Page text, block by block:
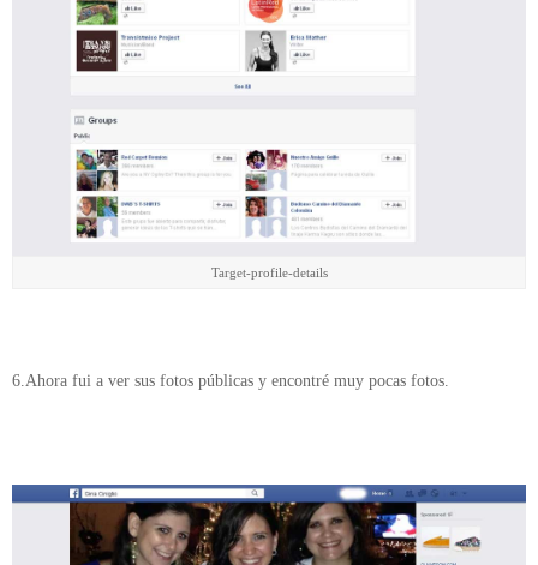
Target-profile-details
6.Ahora fui a ver sus fotos públicas y encontré muy pocas fotos.